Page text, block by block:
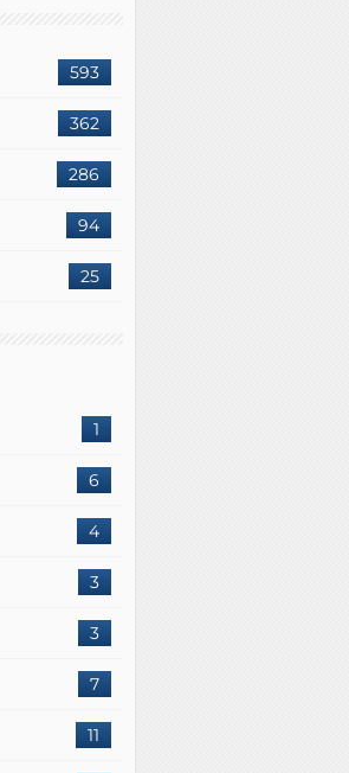
593
362
286
94
25
1
6
4
3
3
7
11